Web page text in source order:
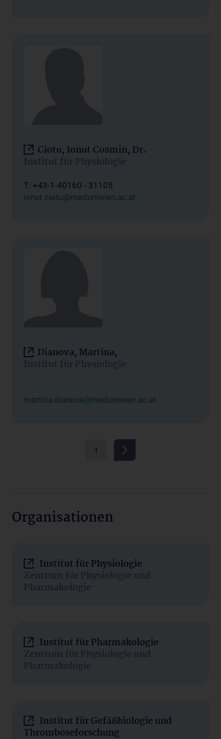
Ciotu, Ionut Cosmin, Dr.
Institut für Physiologie
T: +43-1-40160 - 31105
ionut.ciotu@meduniwien.ac.at
Dianova, Martina,
Institut für Physiologie
martina.dianova@meduniwien.ac.at
1
Organisationen
Institut für Physiologie
Zentrum für Physiologie und
Pharmakologie
Institut für Pharmakologie
Zentrum für Physiologie und
Pharmakologie
Institut für Gefäßbiologie und
Thromboseforschung